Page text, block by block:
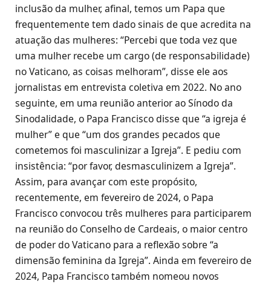
inclusão da mulher, afinal, temos um Papa que
frequentemente tem dado sinais de que acredita na
atuação das mulheres: “Percebi que toda vez que
uma mulher recebe um cargo (de responsabilidade)
no Vaticano, as coisas melhoram”, disse ele aos
jornalistas em entrevista coletiva em 2022. No ano
seguinte, em uma reunião anterior ao Sínodo da
Sinodalidade, o Papa Francisco disse que “a igreja é
mulher” e que “um dos grandes pecados que
cometemos foi masculinizar a Igreja”. E pediu com
insistência: “por favor, desmasculinizem a Igreja”.
Assim, para avançar com este propósito,
recentemente, em fevereiro de 2024, o Papa
Francisco convocou três mulheres para participarem
na reunião do Conselho de Cardeais, o maior centro
de poder do Vaticano para a reflexão sobre “a
dimensão feminina da Igreja”. Ainda em fevereiro de
2024, Papa Francisco também nomeou novos